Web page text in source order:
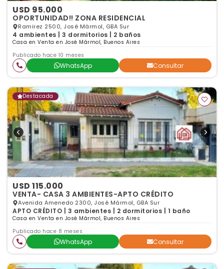
USD 95.000
OPORTUNIDAD!! ZONA RESIDENCIAL
Ramirez 2500, José Mármol, GBA Sur
4 ambientes | 3 dormitorios | 2 baños
Casa en Venta en José Mármol, Buenos Aires
Publicado hace 10 meses
WhatsApp Consultar
Destacada
USD 115.000
VENTA- CASA 3 AMBIENTES-APTO CRÉDITO
Avenida Amenedo 2300, José Mármol, GBA Sur
APTO CRÉDITO | 3 ambientes | 2 dormitorios | 1 baño
Casa en Venta en José Mármol, Buenos Aires
Publicado hace 8 meses
WhatsApp Consultar